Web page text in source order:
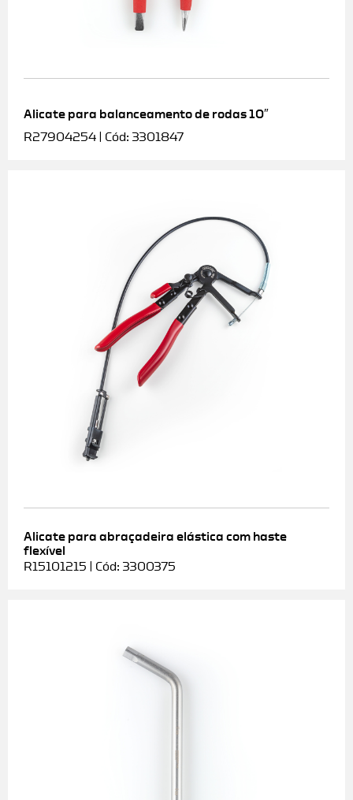
Alicate para balanceamento de rodas 10″
R27904254 | Cód: 3301847
Alicate para abraçadeira elástica com haste
flexível
R15101215 | Cód: 3300375